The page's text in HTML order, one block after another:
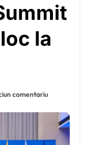
la
comentariu